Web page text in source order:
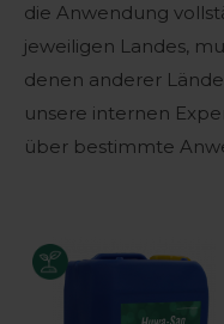
die Anwendung
jeweiligen Landes,
denen anderer
unsere internen
über bestimmte